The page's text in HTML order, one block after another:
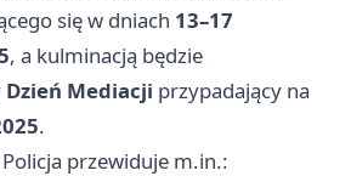
się w dniach 13–17
, a kulminacją będzie
Mediacji przypadający na
.
Policja przewiduje m.in.: